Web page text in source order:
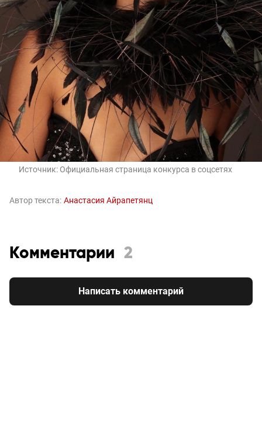
Источник: Официальная страница конкурса в соцсетях
Автор текста: Анастасия Айрапетянц
Комментарии 2
Написать комментарий